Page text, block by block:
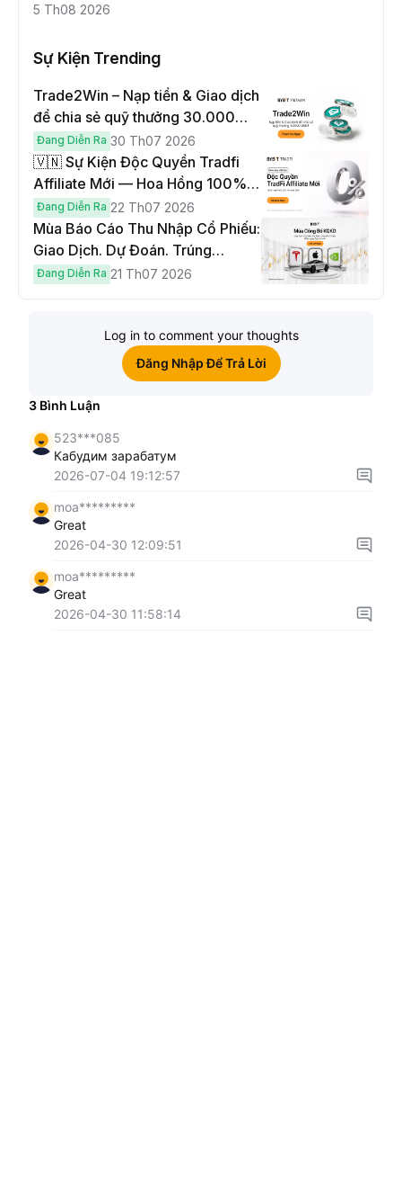
5 Th08 2026
Sự Kiện Trending
Trade2Win – Nạp tiền & Giao dịch
để chia sẻ quỹ thưởng 30.000
USDT
Đang Diễn Ra 30 Th07 2026
🇻🇳 Sự Kiện Độc Quyền Tradfi
Affiliate Mới — Hoa Hồng 100% &
Hoàn Phí Qua Đêm
Đang Diễn Ra 22 Th07 2026
Mùa Báo Cáo Thu Nhập Cổ Phiếu:
Giao Dịch. Dự Đoán. Trúng
Cybertruck!
Đang Diễn Ra 21 Th07 2026
Log in to comment your thoughts
Đăng Nhập Để Trả Lời
3 Bình Luận
523***085
Кабудим зарабатум
2026-07-04 19:12:57
moa*********
Great
2026-04-30 12:09:51
moa*********
Great
2026-04-30 11:58:14